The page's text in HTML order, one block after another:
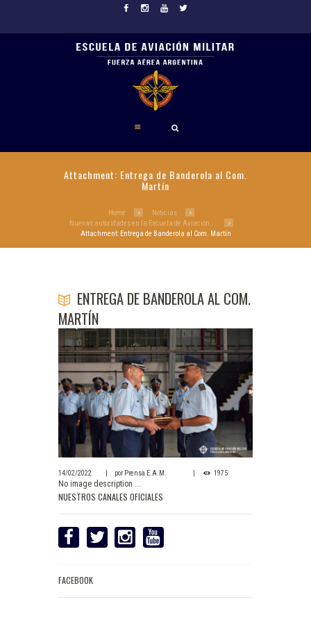
Attachment: Entrega de Banderola al Com.
Martín
Home
Noticias
Nuevas autoridades en la Escuela de Aviación...
Attachment: Entrega de Banderola al Com. Martín
ENTREGA DE BANDEROLA AL COM.
MARTÍN
14/02/2022 porPrensa E.A.M. 1975
No image description ...
NUESTROS CANALES OFICIALES
FACEBOOK